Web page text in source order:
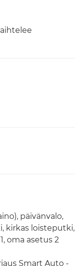
päivänvalo,
kirkas loisteputki,
oma asetus 2
Smart Auto -